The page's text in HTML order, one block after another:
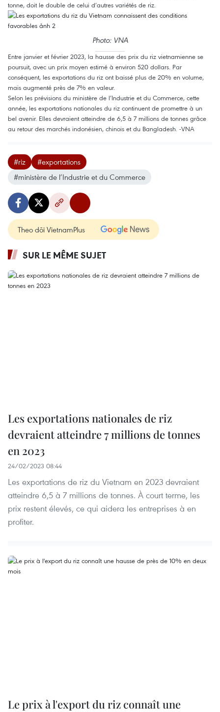
tonne, doit le double de celui d’autres variétés de riz.
Photo: VNA
Entre janvier et février 2023, la hausse des prix du riz vietnamienne se
poursuit, avec un prix moyen estimé à environ 520 dollars. Par
conséquent, les exportations du riz ont baissé plus de 20% en volume,
mais augmenté près de 7% en valeur.
Selon les prévisions du ministère de l’Industrie et du Commerce, cette
année, les exportations nationales du riz continuent de promettre à un
bel avenir. Elles devraient atteindre de 6,5 à 7 millions de tonnes grâce
au retour des marchés indonésien, chinois et du Bangladesh. -VNA
#riz
#exportations
#ministère de l’Industrie et du Commerce
Theo dõi VietnamPlus
SUR LE MÊME SUJET
Les exportations nationales de riz
devraient atteindre 7 millions de tonnes
en 2023
24/02/2023 08:44
Les exportations de riz du Vietnam en 2023 devraient
atteindre 6,5 à 7 millions de tonnes. À court terme, les
prix restent élevés, ce qui aidera les entreprises à en
profiter.
Le prix à l'export du riz connaît une